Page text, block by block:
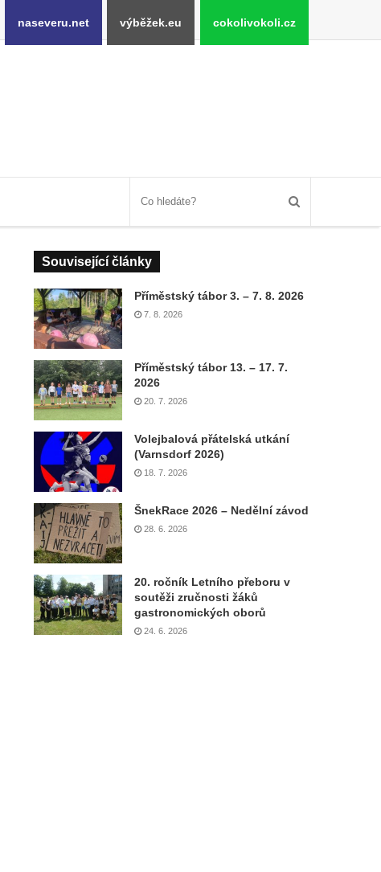
naseveru.net výběžek.eu cokolivokoli.cz
Související články
Příměstský tábor 3. – 7. 8. 2026
7. 8. 2026
Příměstský tábor 13. – 17. 7.
2026
20. 7. 2026
Volejbalová přátelská utkání
(Varnsdorf 2026)
18. 7. 2026
ŠnekRace 2026 – Nedělní závod
28. 6. 2026
20. ročník Letního přeboru v
soutěži zručnosti žáků
gastronomických oborů
24. 6. 2026